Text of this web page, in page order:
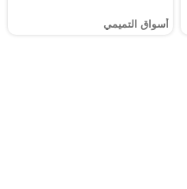
أسواق التميمي